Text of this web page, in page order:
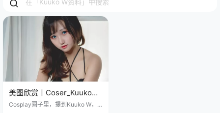
美图欣赏丨Coser_Kuuko
W-Casual[37P-314.65MB]
Cosplay圈子里，提到Kuuko W，